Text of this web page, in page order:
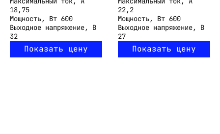
18,75
Мощность, Вт 600
Выходное напряжение, В
32
Показать цену
22,2
Мощность, Вт 600
Выходное напряжение, В
27
Показать цену